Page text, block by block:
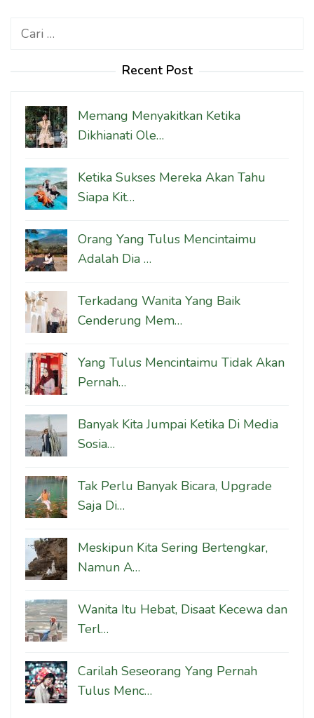
Cari
Recent Post
Memang Menyakitkan Ketika
Dikhianati Ole…
Ketika Sukses Mereka Akan Tahu
Siapa Kit…
Orang Yang Tulus Mencintaimu
Adalah Dia …
Terkadang Wanita Yang Baik
Cenderung Mem…
Yang Tulus Mencintaimu Tidak Akan
Pernah…
Banyak Kita Jumpai Ketika Di Media
Sosia…
Tak Perlu Banyak Bicara, Upgrade
Saja Di…
Meskipun Kita Sering Bertengkar,
Namun A…
Wanita Itu Hebat, Disaat Kecewa dan
Terl…
Carilah Seseorang Yang Pernah
Tulus Menc…